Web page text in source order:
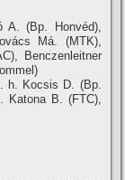
A. (Bp. Honvéd),
Má. (MTK),
Benczenleitner
h. Kocsis D. (Bp.
Katona B. (FTC),